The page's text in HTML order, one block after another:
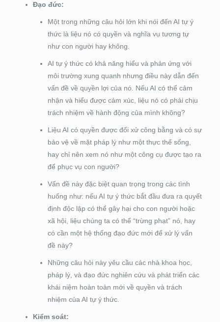
Đạo đức:
Một trong những câu hỏi lớn khi nói đến AI tự ý
thức là liệu nó có quyền và nghĩa vụ tương tự
như con người hay không.
AI tự ý thức có khả năng hiểu và phản ứng với
môi trường xung quanh nhưng điều này dẫn đến
vấn đề về quyền lợi của nó. Nếu AI có thể cảm
nhận và hiểu được cảm xúc, liệu nó có phải chịu
trách nhiệm về hành động của mình không?
Liệu AI có quyền được đối xử công bằng và có sự
bảo vệ về mặt pháp lý như một thực thể sống,
hay chỉ nên xem nó như một công cụ được tạo ra
để phục vụ con người?
Vấn đề này đặc biệt quan trọng trong các tình
huống như: nếu AI tự ý thức bắt đầu đưa ra quyết
định độc lập có thể gây hại cho con người hoặc
xã hội, liệu chúng ta có thể “trừng phạt” nó, hay
có cần một hệ thống đạo đức mới để xử lý vấn
đề này?
Những câu hỏi này yêu cầu các nhà khoa học,
pháp lý, và đạo đức nghiên cứu và phát triển các
khái niệm hoàn toàn mới về quyền và trách
nhiệm của AI tự ý thức.
Kiểm soát: